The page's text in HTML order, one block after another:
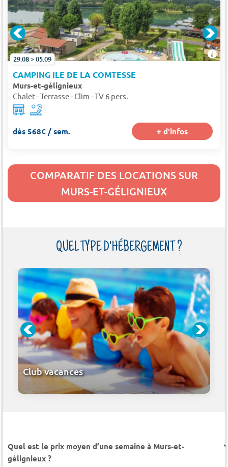
29.08 > 05.09
CAMPING ILE DE LA COMTESSE
Murs-et-gélignieux
Chalet - Terrasse - Clim - TV 6 pers.
dès 568€ / sem. + d'infos
COMPARATIF DES LOCATIONS SUR
MURS-ET-GÉLIGNIEUX
QUEL TYPE D'HÉBERGEMENT ?
Club vacances
Quel est le prix moyen d’une semaine à Murs-et-
gélignieux ?